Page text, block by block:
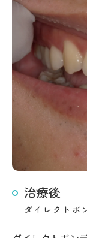
治療後
ダイレクトボ